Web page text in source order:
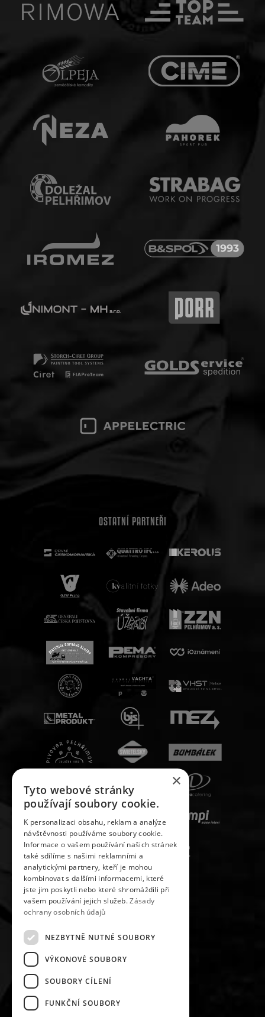
OSTATNÍ PARTNEŘI
SLEDUJ NÁS NA
×
Tyto webové stránky
používají soubory cookie.
K personalizaci obsahu, reklam a analýze
návštěvnosti používáme soubory cookie.
Informace o vašem používání našich stránek
také sdílíme s našimi reklamními a
analytickými partnery, kteří je mohou
kombinovat s dalšími informacemi, které
jste jim poskytli nebo které shromáždili při
vašem používání jejich služeb.Zásady
ochrany osobních údajů
NEZBYTNĚ NUTNÉ SOUBORY
VÝKONOVÉ SOUBORY
SOUBORY CÍLENÍ
FUNKČNÍ SOUBORY